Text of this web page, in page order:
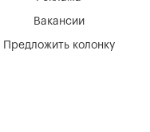
Вакансии
Предложить колонку